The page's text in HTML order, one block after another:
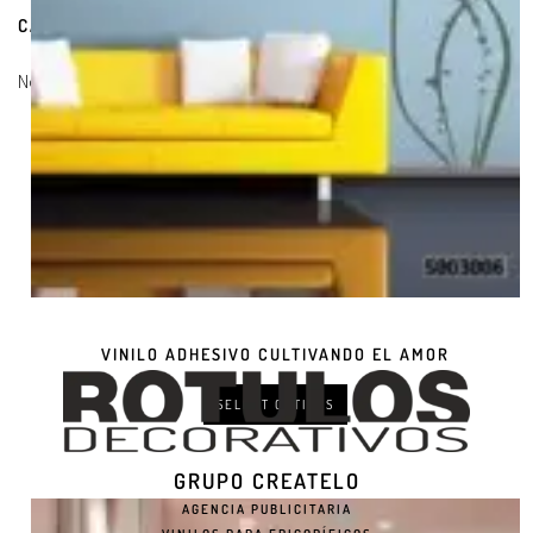
VINILO ADHESIVO CULTIVANDO EL AMOR
SELECT OPTIONS
CARRITO DE COMPRAS
No hay productos en el carrito.
GRUPO CREATELO
AGENCIA PUBLICITARIA